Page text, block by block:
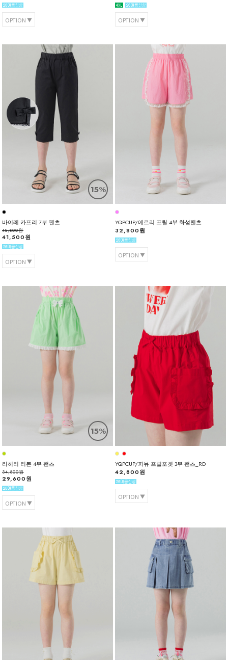
OPTION OPTION
15%
바이레 카프리 7부 팬츠
48,800원
41,500원
OPTION
YQPCUP/에르리 프릴 4부 화섬팬츠
32,800원
OPTION
15%
라히리 리본 4부 팬츠
34,800원
29,600원
OPTION
YQPCUP/피뮤 프릴포켓 3부 팬츠_RD
42,800원
OPTION